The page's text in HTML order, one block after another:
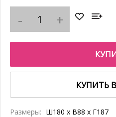
КУПИТЬ
Размеры: Ш180 x В88 x Г187